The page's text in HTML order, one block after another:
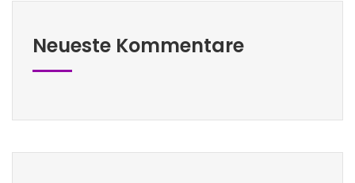
Neueste Kommentare